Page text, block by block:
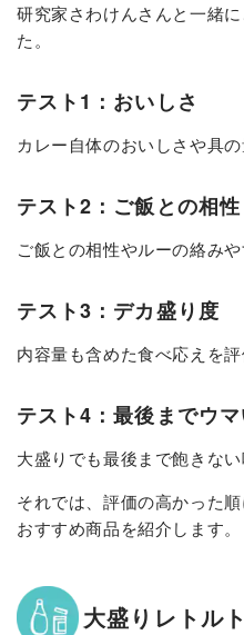
研究家さわけんさんと一緒
た。
テスト1：おいしさ
カレー自体のおいしさや具
テスト2：ご飯との相性
ご飯との相性やルーの絡みや
テスト3：デカ盛り度
内容量も含めた食べ応えを評
テスト4：最後までウ
大盛りでも最後まで飽きない
それでは、評価の高かった
おすすめ商品を紹介します。
大盛りレトル